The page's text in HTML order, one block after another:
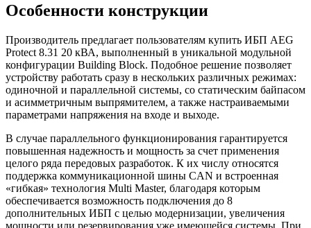
Особенности конструкции
Производитель предлагает пользователям купить ИБП AEG
Protect 8.31 20 кВА, выполненный в уникальной модульной
конфигурации Building Block. Подобное решение позволяет
устройству работать сразу в нескольких различных режимах:
одиночной и параллельной системы, со статическим байпасом
и асимметричным выпрямителем, а также настраиваемыми
параметрами напряжения на входе и выходе.
В случае параллельного функционирования гарантируется
повышенная надежность и мощность за счет применения
целого ряда передовых разработок. К их числу относятся
поддержка коммуникационной шины CAN и встроенная
«гибкая» технология Multi Master, благодаря которым
обеспечивается возможность подключения до 8
дополнительных ИБП с целью модернизации, увеличения
мощности или резервирования уже имеющейся системы. При